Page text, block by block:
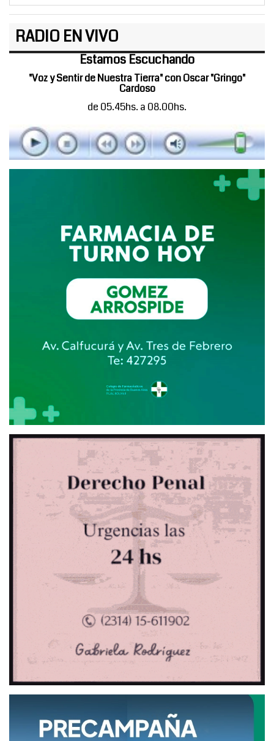
RADIO EN VIVO
Estamos Escuchando
"Voz y Sentir de Nuestra Tierra" con Oscar "Gringo"
Cardoso
de 05.45hs. a 08.00hs.